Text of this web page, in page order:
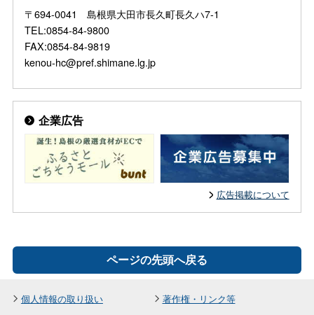
〒694-0041 島根県大田市長久町長久ハ7-1
TEL:0854-84-9800
FAX:0854-84-9819
kenou-hc@pref.shimane.lg.jp
企業広告
広告掲載について
ページの先頭へ戻る
個人情報の取り扱い 著作権・リンク等